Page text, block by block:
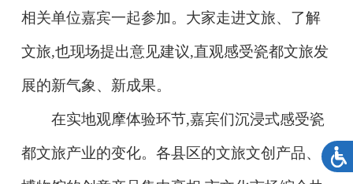
相关单位嘉宾一起参加。大家走进文旅、了解
文旅,也现场提出意见建议,直观感受瓷都文旅发
展的新气象、新成果。
在实地观摩体验环节,嘉宾们沉浸式感受瓷
都文旅产业的变化。各县区的文旅文创产品、